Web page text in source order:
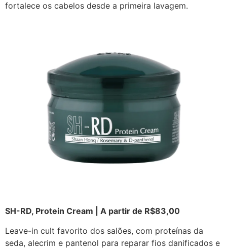
fortalece os cabelos desde a primeira lavagem.
SH-RD, Protein Cream | A partir de R$83,00
Leave-in cult favorito dos salões, com proteínas da
seda, alecrim e pantenol para reparar fios danificados e